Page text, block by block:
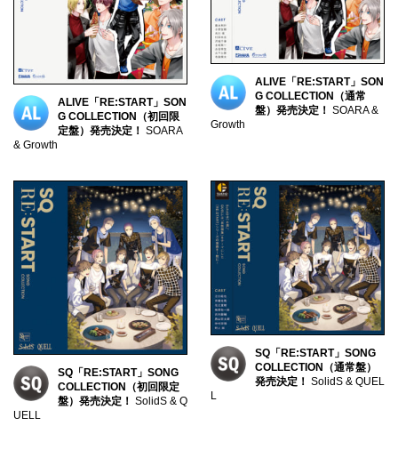
ALIVE「RE:START」SON
G COLLECTION（初回限
定盤）発売決定！ SOARA
& Growth
ALIVE「RE:START」SON
G COLLECTION（通常
盤）発売決定！ SOARA &
Growth
SQ「RE:START」SONG
COLLECTION（初回限定
盤）発売決定！ SolidS & Q
UELL
SQ「RE:START」SONG
COLLECTION（通常盤）
発売決定！ SolidS & QUEL
L